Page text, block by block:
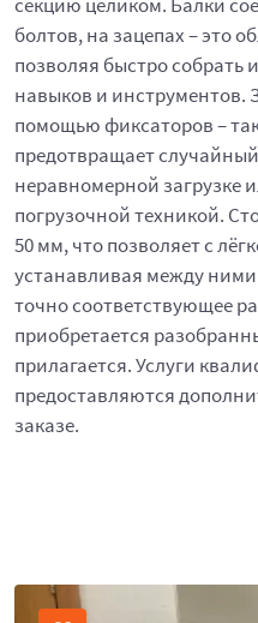
болтов, на зацепах – это
позволяя быстро собрать
навыков и инструментов.
помощью фиксаторов –
предотвращает
неравномерной загрузке
погрузочной техникой.
50 мм, что позволяет с
устанавливая между
точно соответствующее
приобретается
прилагается. Услуги
предоставляются
заказе.